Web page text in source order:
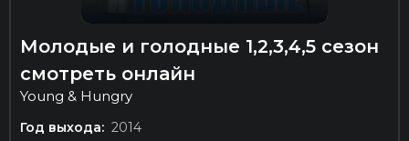
Молодые и голодные 1,2,3,4,5 сезон
смотреть онлайн
Young & Hungry
Год выхода: 2014